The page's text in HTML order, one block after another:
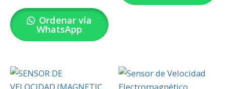
Ordenar vía
WhatsApp